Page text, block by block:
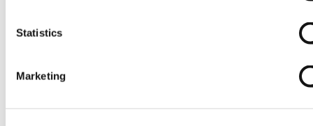
Statistics
Marketing